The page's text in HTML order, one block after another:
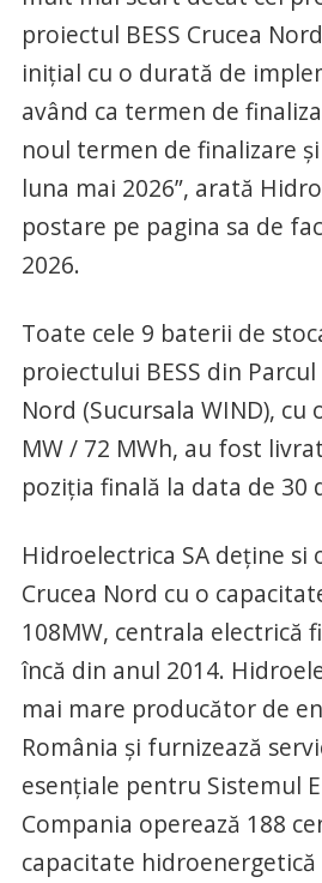
proiectul BESS Crucea
inițial cu o durată de
având ca termen de
noul termen de finalizare
luna mai 2026”, arată
postare pe pagina sa de
2026.
Toate cele 9 baterii de
proiectului BESS din
Nord (Sucursala WIND), cu
MW / 72 MWh, au fost
poziția finală la data de 30
Hidroelectrica SA deține si
Crucea Nord cu o
108MW, centrala electrică
încă din anul 2014.
mai mare producător de
România și furnizează
esențiale pentru Sistemul
Compania operează 188
capacitate hidroenergetică